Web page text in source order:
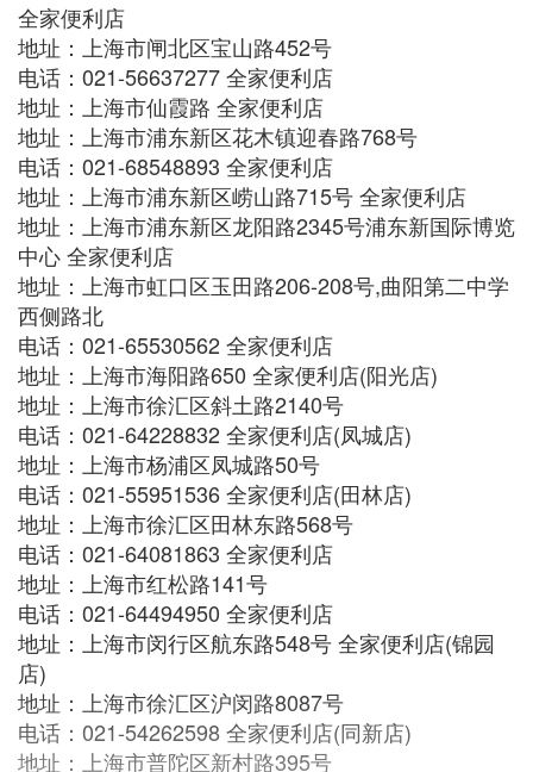
全家便利店
地址：上海市闸北区宝山路452号
电话：021-56637277 全家便利店
地址：上海市仙霞路 全家便利店
地址：上海市浦东新区花木镇迎春路768号
电话：021-68548893 全家便利店
地址：上海市浦东新区崂山路715号 全家便利店
地址：上海市浦东新区龙阳路2345号浦东新国际博览
中心 全家便利店
地址：上海市虹口区玉田路206-208号,曲阳第二中学
西侧路北
电话：021-65530562 全家便利店
地址：上海市海阳路650 全家便利店(阳光店)
地址：上海市徐汇区斜土路2140号
电话：021-64228832 全家便利店(凤城店)
地址：上海市杨浦区凤城路50号
电话：021-55951536 全家便利店(田林店)
地址：上海市徐汇区田林东路568号
电话：021-64081863 全家便利店
地址：上海市红松路141号
电话：021-64494950 全家便利店
地址：上海市闵行区航东路548号 全家便利店(锦园
店)
地址：上海市徐汇区沪闵路8087号
电话：021-54262598 全家便利店(同新店)
地址：上海市普陀区新村路395号